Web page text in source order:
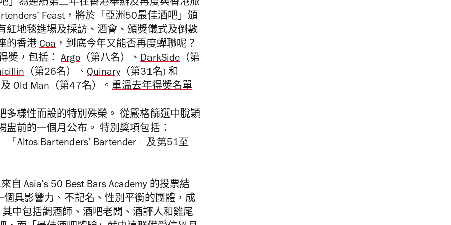
」為連續第二年在香港舉辦及再度與香港旅
Feast，將於「 亞洲50最佳酒吧」 頒
紅地毯進場及採訪、酒會、頒獎儀式及倒數
的香港 Coa ，到底今年又能否再度蟬聯呢？
奬，包括：
Argo （第八名）、 DarkSide （第
（第26名）、 Quinary（第31名) 和
Old Man（第47名）
。 重溫去年得奬名單
多樣性而設的特別殊榮。 從嚴格篩選中脫穎
前的一個月公布。 特別獎項包括：
「 Altos Bartenders’ Bartender」及第51至
自 Asia’s 50 Best Bars Academy 的投票結
個具影響力、不記名、性別平衡的團體， 成
中包括調酒師、酒吧老闆、酒評人和雞尾